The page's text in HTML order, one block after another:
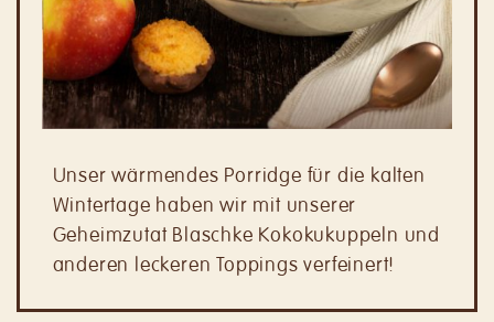
Unser wärmendes Porridge für die kalten
Wintertage haben wir mit unserer
Geheimzutat Blaschke Kokokukuppeln und
anderen leckeren Toppings verfeinert!